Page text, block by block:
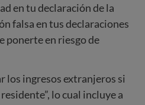
en tu declaración de la
falsa en tus declaraciones
ponerte en riesgo de
los ingresos extranjeros si
lo cual incluye a